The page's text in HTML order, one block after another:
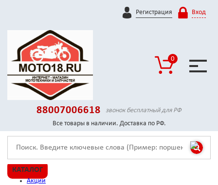
Регистрация Вход
0
88007006618
звонок бесплатный для РФ
Все товары в наличии. Доставка по РФ.
КАТАЛОГ
Акции